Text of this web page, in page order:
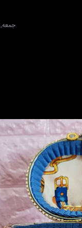
برند
جمعه, 16 مرداد, 1405